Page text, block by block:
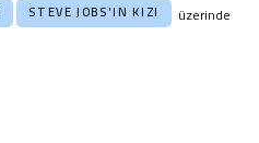
STEVE JOBS'IN KIZI üzerinde